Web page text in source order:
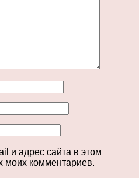
и адрес сайта в этом
моих комментариев.